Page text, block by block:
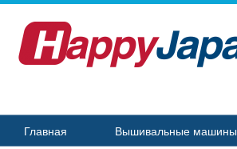
Главная Вышивальные машины